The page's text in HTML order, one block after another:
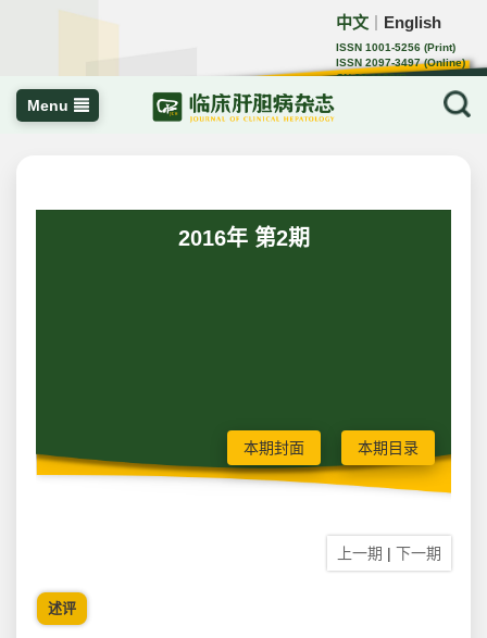
中文 English
ISSN 1001-5256 (Print)
ISSN 2097-3497 (Online)
CN 22-1108/R
Menu
2016年 第2期
本期封面 本期目录
上一期 | 下一期
述评